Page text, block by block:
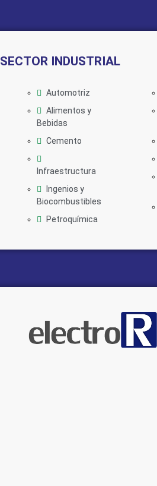
SECTOR INDUSTRIAL
Automotriz
Alimentos y
Bebidas
Cemento
Infraestructura
Ingenios y
Biocombustibles
Petroquímica